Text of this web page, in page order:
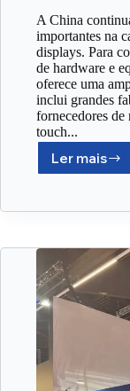
A China
importantes na
displays. Para
de hardware e
oferece uma
inclui grandes
fornecedores
touch...
Ler mais